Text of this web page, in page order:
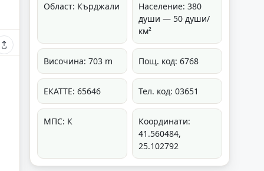
Област: Кърджали
Население: 380
души — 50 души/
км²
Височина: 703 m Пощ. код: 6768
ЕКАТТЕ: 65646 Тел. код: 03651
МПС: К
Координати:
41.560484,
25.102792